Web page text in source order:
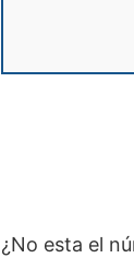
¿No esta el